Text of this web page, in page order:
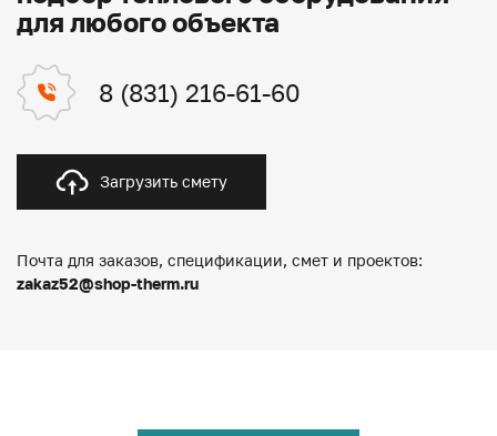
для любого объекта
8 (831) 216-61-60
Загрузить смету
Почта для заказов, спецификации, смет и проектов:
zakaz52@shop-therm.ru